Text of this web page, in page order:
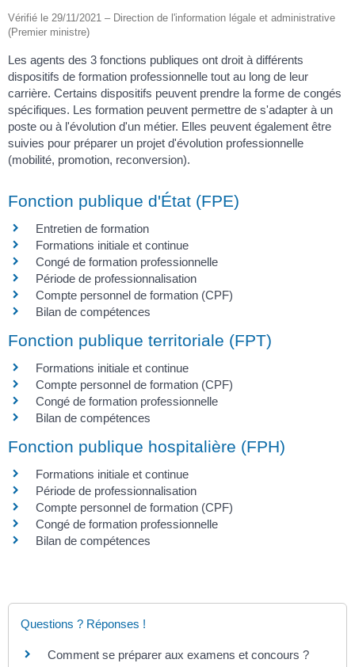
Vérifié le 29/11/2021 – Direction de l'information légale et administrative
(Premier ministre)
Les agents des 3 fonctions publiques ont droit à différents
dispositifs de formation professionnelle tout au long de leur
carrière. Certains dispositifs peuvent prendre la forme de congés
spécifiques. Les formation peuvent permettre de s'adapter à un
poste ou à l'évolution d'un métier. Elles peuvent également être
suivies pour préparer un projet d'évolution professionnelle
(mobilité, promotion, reconversion).
Fonction publique d'État (FPE)
Entretien de formation
Formations initiale et continue
Congé de formation professionnelle
Période de professionnalisation
Compte personnel de formation (CPF)
Bilan de compétences
Fonction publique territoriale (FPT)
Formations initiale et continue
Compte personnel de formation (CPF)
Congé de formation professionnelle
Bilan de compétences
Fonction publique hospitalière (FPH)
Formations initiale et continue
Période de professionnalisation
Compte personnel de formation (CPF)
Congé de formation professionnelle
Bilan de compétences
Questions ? Réponses !
Comment se préparer aux examens et concours ?